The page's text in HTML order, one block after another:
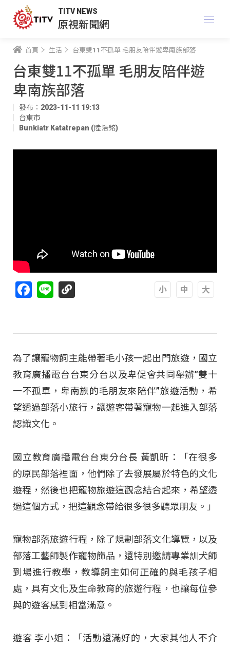
TITV NEWS
原視新聞網
首頁 生活 台東雙11不孤單 毛朋友陪伴遊卑南族部落
台東雙11不孤單 毛朋友陪伴遊
卑南族部落
發布：2023-11-11 19:13
台東市
Bunkiatr Katatrepan (陸浩銘)
Facebook
Line
為了讓寵物飼主能帶著毛小孩一起出門旅遊，國立
教育廣播電台台東分台以及卑促會共同舉辦”雙十
一不孤單，卑南族的毛朋友來陪伴”旅遊活動，希
望透過部落小旅行，讓遊客帶著寵物一起進入部落
認識文化。
國立教育廣播電台台東分台長 黃凱昕：「在很多
的原民部落裡面，他們除了去發展屬於特色的文化
遊程，然後也把寵物旅遊這觀念結合起來，希望透
過這個方式，把這觀念帶給很多很多聽眾朋友。」
寵物部落旅遊行程，除了規劃部落文化導覽，以及
部落工藝師製作寵物飾品，還特別邀請專業訓犬師
到場進行教學，教導飼主如何正確的與毛孩子相
處，具有文化及生命教育的旅遊行程，也讓每位參
與的遊客感到相當滿意。
遊客 李小姐：「活動還滿好的，大家其他人不介